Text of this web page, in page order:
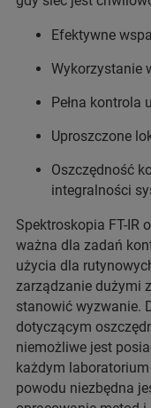
Efektywne
Wykorzystanie
Pełna kontrola
Uproszczone
Oszczędność
integralności
Spektroskopia FT-IR
ważna dla zadań
użycia dla
zarządzanie dużymi
stanowić wyzwanie.
dotyczącym
niemożliwe jest
każdym
powodu niezbędna